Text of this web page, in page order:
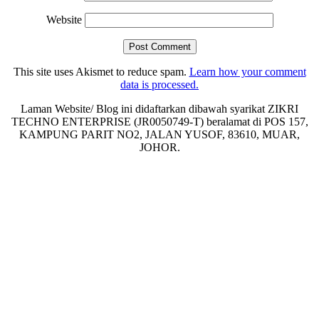
Website
This site uses Akismet to reduce spam. Learn how your comment
data is processed.
Laman Website/ Blog ini didaftarkan dibawah syarikat ZIKRI
TECHNO ENTERPRISE (JR0050749-T) beralamat di POS 157,
KAMPUNG PARIT NO2, JALAN YUSOF, 83610, MUAR,
JOHOR.